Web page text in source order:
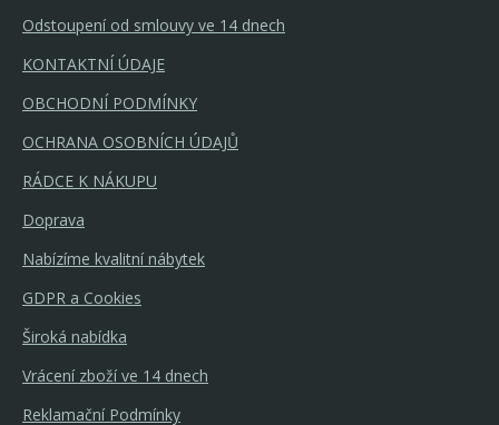
Odstoupení od smlouvy ve 14 dnech
KONTAKTNÍ ÚDAJE
OBCHODNÍ PODMÍNKY
OCHRANA OSOBNÍCH ÚDAJŮ
RÁDCE K NÁKUPU
Doprava
Nabízíme kvalitní nábytek
GDPR a Cookies
Široká nabídka
Vrácení zboží ve 14 dnech
Reklamační Podmínky